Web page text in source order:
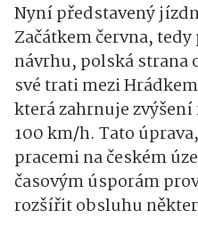
Nyní představený
Začátkem června,
návrhu, polská strana
své trati mezi
která zahrnuje
100 km/h. Tato
pracemi na českém
časovým úsporám
rozšířit obsluhu